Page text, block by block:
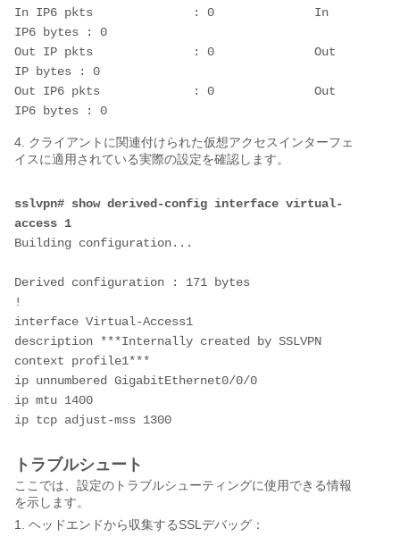
In IP6 pkts              : 0              In
IP6 bytes : 0
Out IP pkts              : 0              Out
IP bytes : 0
Out IP6 pkts             : 0              Out
IP6 bytes : 0
4. クライアントに関連付けられた仮想アクセスインターフェ
イスに適用されている実際の設定を確認します。
sslvpn# show derived-config interface virtual-
access 1
Building configuration...
Derived configuration : 171 bytes
!
interface Virtual-Access1
description ***Internally created by SSLVPN
context profile1***
ip unnumbered GigabitEthernet0/0/0
ip mtu 1400
ip tcp adjust-mss 1300
トラブルシュート
ここでは、設定のトラブルシューティングに使用できる情報
を示します。
1. ヘッドエンドから収集するSSLデバッグ：